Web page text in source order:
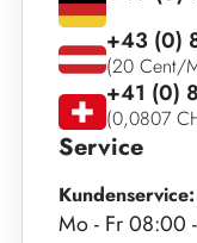
Service
Kundenservice:
Mo - Fr 08:00
+43 (0)
(20 Cent/
+41 (0)
(0,0807